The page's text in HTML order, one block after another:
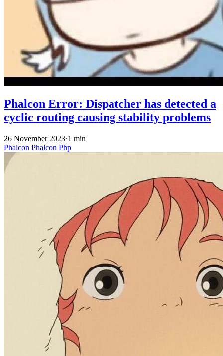
Phalcon Error: Dispatcher has detected a
cyclic routing causing stability problems
26 November 2023·1 min
Phalcon Phalcon Php